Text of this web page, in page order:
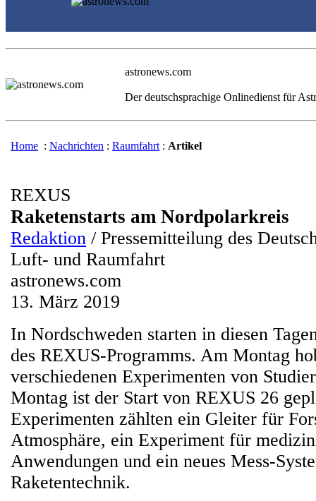
astronews.com
Der deutschsprachige Onlinedienst für
Home : Nachrichten : Raumfahrt : Artikel
REXUS
Raketenstarts am Nordpolarkreis
Redaktion / Pressemitteilung des
Luft- und Raumfahrt
astronews.com
13. März 2019
In Nordschweden starten in diesen
des REXUS-Programms. Am Montag
verschiedenen Experimenten von
Montag ist der Start von REXUS 26
Experimenten zählten ein Gleiter für
Atmosphäre, ein Experiment für
Anwendungen und ein neues Mess-
Raketentechnik.